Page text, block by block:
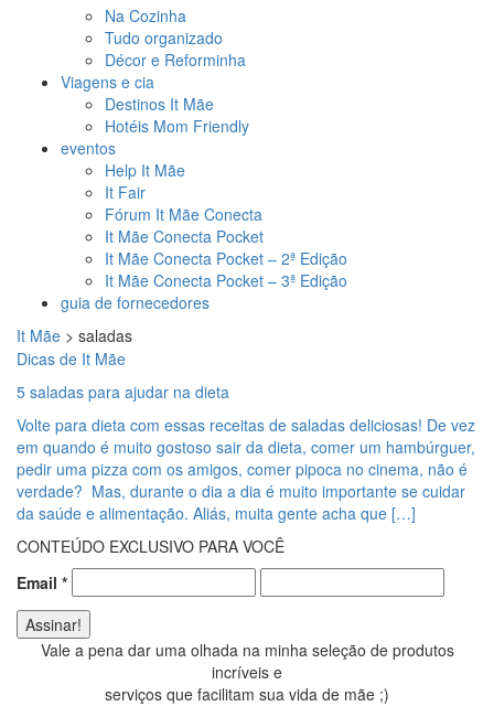
Na Cozinha
Tudo organizado
Décor e Reforminha
Viagens e cia
Destinos It Mãe
Hotéis Mom Friendly
eventos
Help It Mãe
It Fair
Fórum It Mãe Conecta
It Mãe Conecta Pocket
It Mãe Conecta Pocket – 2ª Edição
It Mãe Conecta Pocket – 3ª Edição
guia de fornecedores
It Mãe > saladas
Dicas de It Mãe
5 saladas para ajudar na dieta
Volte para dieta com essas receitas de saladas deliciosas! De vez
em quando é muito gostoso sair da dieta, comer um hambúrguer,
pedir uma pizza com os amigos, comer pipoca no cinema, não é
verdade? Mas, durante o dia a dia é muito importante se cuidar
da saúde e alimentação. Aliás, muita gente acha que […]
CONTEÚDO EXCLUSIVO PARA VOCÊ
Email *
Vale a pena dar uma olhada na minha seleção de produtos
incríveis e
serviços que facilitam sua vida de mãe ;)